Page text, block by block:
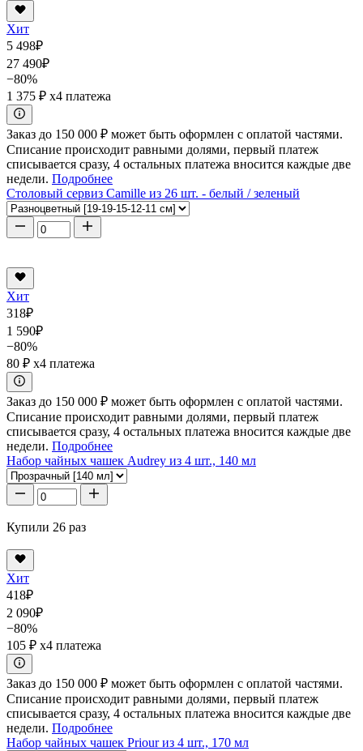
Хит
5 498₽
27 490₽
−80%
1 375 ₽ x4 платежа
Заказ до 150 000 ₽ может быть оформлен с оплатой частями.
Списание происходит равными долями, первый платеж
списывается сразу, 4 остальных платежа вносится каждые две
недели. Подробнее
Столовый сервиз Camille из 26 шт. - белый / зеленый
Хит
318₽
1 590₽
−80%
80 ₽ x4 платежа
Заказ до 150 000 ₽ может быть оформлен с оплатой частями.
Списание происходит равными долями, первый платеж
списывается сразу, 4 остальных платежа вносится каждые две
недели. Подробнее
Набор чайных чашек Audrey из 4 шт., 140 мл
Купили 26 раз
Хит
418₽
2 090₽
−80%
105 ₽ x4 платежа
Заказ до 150 000 ₽ может быть оформлен с оплатой частями.
Списание происходит равными долями, первый платеж
списывается сразу, 4 остальных платежа вносится каждые две
недели. Подробнее
Набор чайных чашек Priour из 4 шт., 170 мл